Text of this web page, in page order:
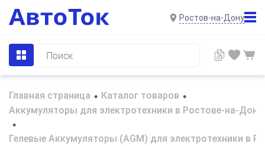
Ростов-на-Дону
Главная страница • Каталог товаров •
Аккумуляторы для электротехники в Ростове-на-Дону
•
Гелевые Аккумуляторы (AGM) для электротехники в